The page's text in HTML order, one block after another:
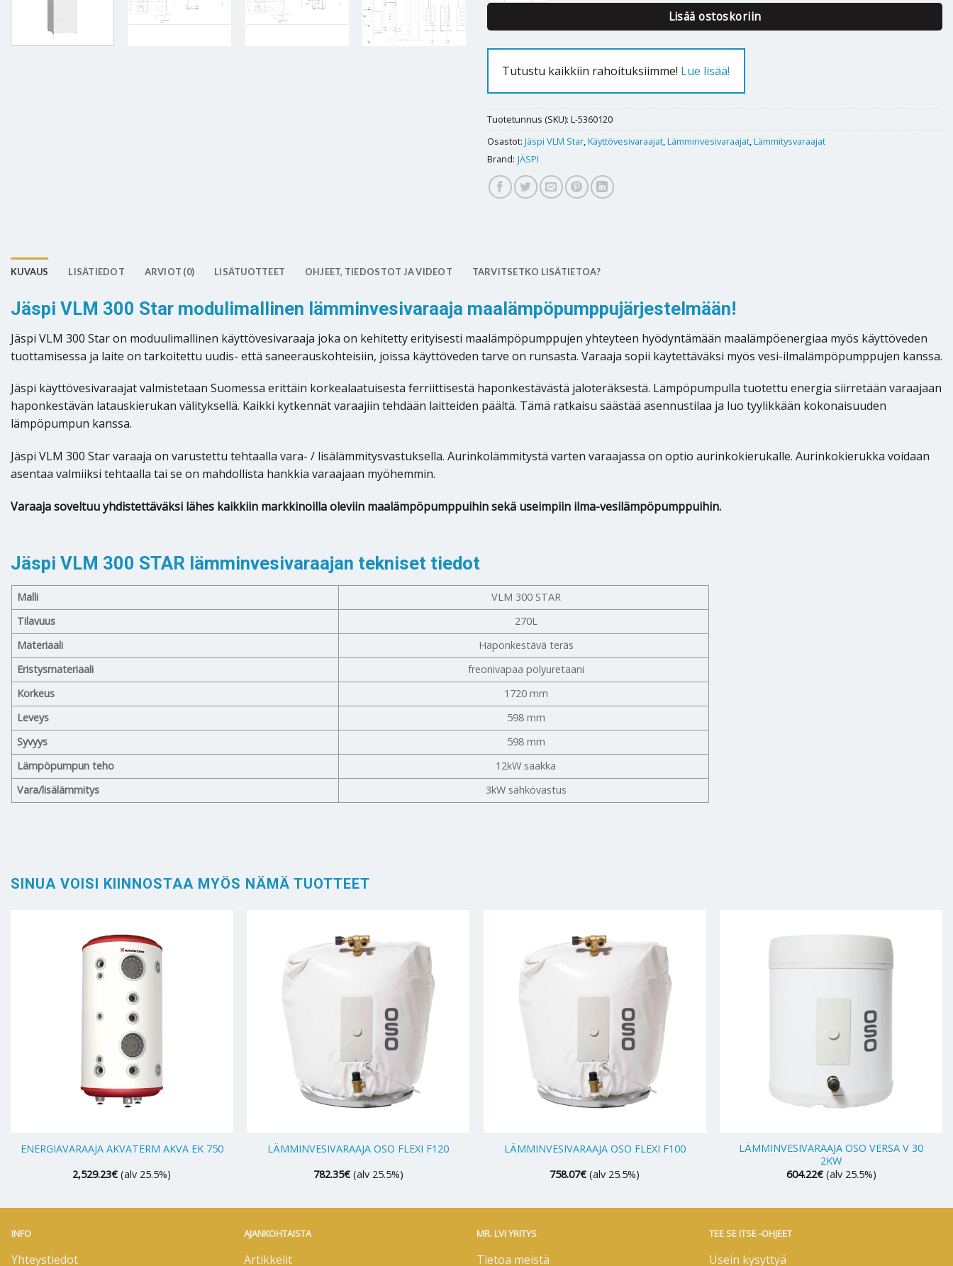
Lisää ostoskoriin
Tutustu kaikkiin rahoituksiimme! Lue lisää!
Tuotetunnus (SKU): L-5360120
Osastot: Jäspi VLM Star,Käyttövesivaraajat,Lämminvesivaraajat,Lämmitysvaraajat
Brand: JÄSPI
KUVAUS LISÄTIEDOT ARVIOT (0) LISÄTUOTTEET OHJEET, TIEDOSTOT JA VIDEOT TARVITSETKO LISÄTIETOA?
Jäspi VLM 300 Star modulimallinen lämminvesivaraaja maalämpöpumppujärjestelmään!
Jäspi VLM 300 Star on moduulimallinen käyttövesivaraaja joka on kehitetty erityisesti maalämpöpumppujen yhteyteen hyödyntämään maalämpöenergiaa myös käyttöveden
tuottamisessa ja laite on tarkoitettu uudis- että saneerauskohteisiin, joissa käyttöveden tarve on runsasta. Varaaja sopii käytettäväksi myös vesi-ilmalämpöpumppujen kanssa.
Jäspi käyttövesivaraajat valmistetaan Suomessa erittäin korkealaatuisesta ferriittisestä haponkestävästä jaloteräksestä. Lämpöpumpulla tuotettu energia siirretään varaajaan
haponkestävän latauskierukan välityksellä. Kaikki kytkennät varaajiin tehdään laitteiden päältä. Tämä ratkaisu säästää asennustilaa ja luo tyylikkään kokonaisuuden
lämpöpumpun kanssa.
Jäspi VLM 300 Star varaaja on varustettu tehtaalla vara- / lisälämmitysvastuksella. Aurinkolämmitystä varten varaajassa on optio aurinkokierukalle. Aurinkokierukka voidaan
asentaa valmiiksi tehtaalla tai se on mahdollista hankkia varaajaan myöhemmin.
Varaaja soveltuu yhdistettäväksi lähes kaikkiin markkinoilla oleviin maalämpöpumppuihin sekä useimpiin ilma-vesilämpöpumppuihin.
Jäspi VLM 300 STAR lämminvesivaraajan tekniset tiedot
Malli
VLM 300 STAR
Tilavuus
270L
Materiaali
Haponkestävä teräs
Eristysmateriaali
freonivapaa polyuretaani
Korkeus
1720 mm
Leveys
598 mm
Syvyys
598 mm
Lämpöpumpun teho
12kW saakka
Vara/lisälämmitys
3kW sähkövastus
SINUA VOISI KIINNOSTAA MYÖS NÄMÄ TUOTTEET
ENERGIAVARAAJA AKVATERM AKVA EK 750
2,529.23€ (alv 25.5%)
LÄMMINVESIVARAAJA OSO FLEXI F120
782.35€ (alv 25.5%)
LÄMMINVESIVARAAJA OSO FLEXI F100
758.07€ (alv 25.5%)
LÄMMINVESIVARAAJA OSO VERSA V 30
2KW
604.22€ (alv 25.5%)
INFO
Yhteystiedot
AJANKOHTAISTA
Artikkelit
MR. LVI YRITYS
Tietoa meistä
TEE SE ITSE -OHJEET
Usein kysyttyä